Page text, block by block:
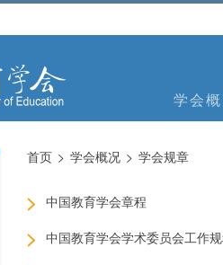
学会
首页 学会概况 学会规章
中国教育学会章程
中国教育学会学术委员会工作